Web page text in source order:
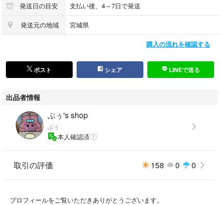
発送日の目安 支払い後、4～7日で発送
発送元の地域 宮城県
購入の流れを確認する
ポスト シェア LINEで送る
出品者情報
ぶぅ's shop
ぶぅ
本人確認済
取引の評価 158 0 0
プロフィールをご覧いただきありがとうございます。